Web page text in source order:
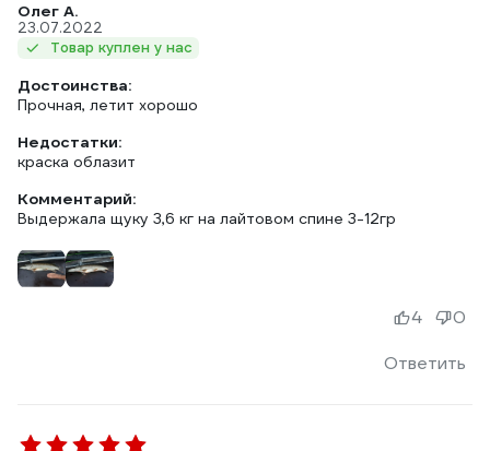
Олег А.
23.07.2022
Товар куплен у нас
Достоинства:
Прочная, летит хорошо
Недостатки:
краска облазит
Комментарий:
Выдержала щуку 3,6 кг на лайтовом спине 3-12гр
Ответить
4 0